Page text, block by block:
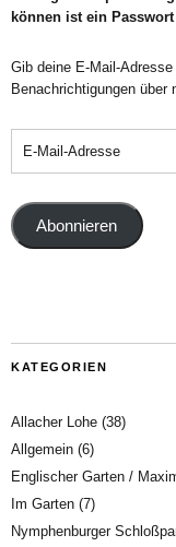
können ist ein
Gib deine E-Mail-
Benachrichtigungen über
Abonnieren
KATEGORIEN
Allacher Lohe (38)
Allgemein (6)
Englischer Garten /
Im Garten (7)
Nymphenburger